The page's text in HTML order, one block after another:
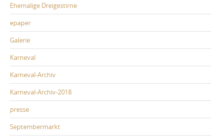
Ehemalige Dreigestirne
epaper
Galerie
Karneval
Karneval-Archiv
Karneval-Archiv-2018
presse
Septembermarkt